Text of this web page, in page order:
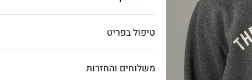
טיפול בפריט
משלוחים והחזרות